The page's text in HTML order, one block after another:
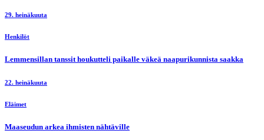
29. heinäkuuta
Henkilöt
Lemmensillan tanssit houkutteli paikalle väkeä naapurikunnista saakka
22. heinäkuuta
Eläimet
Maaseudun arkea ihmisten nähtäville